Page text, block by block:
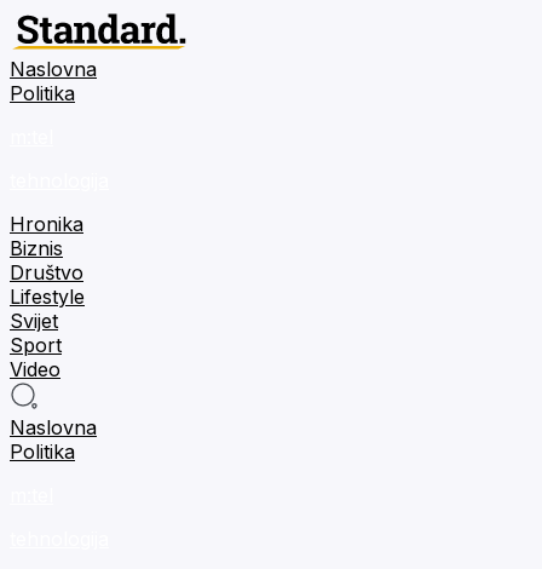
Naslovna
Politika
Hronika
Biznis
Društvo
Lifestyle
Svijet
Sport
Video
Naslovna
Politika